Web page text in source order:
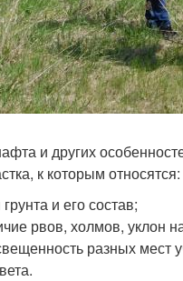
и других
к которым относятся:
и его состав;
рвов, холмов, уклон
разных мест